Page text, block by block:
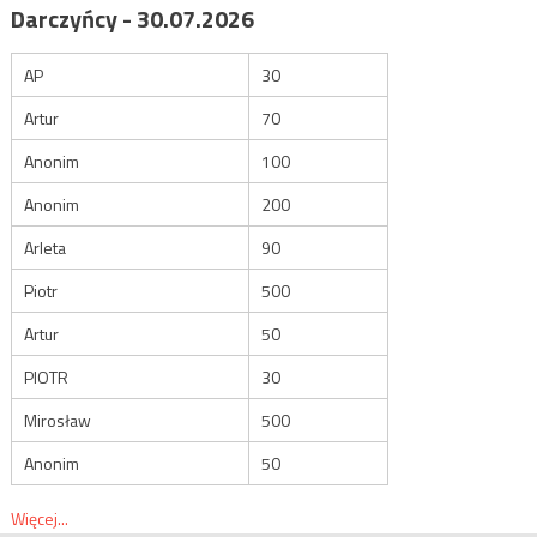
Darczyńcy - 30.07.2026
AP
30
Artur
70
Anonim
100
Anonim
200
Arleta
90
Piotr
500
Artur
50
PIOTR
30
Mirosław
500
Anonim
50
Więcej...